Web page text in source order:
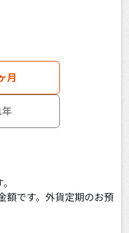
月
年
額です。外貨定期のお預